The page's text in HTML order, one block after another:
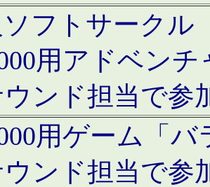
ソフトサークル
用アドベン
ンド担当で参
用ゲーム「
ンド担当で参